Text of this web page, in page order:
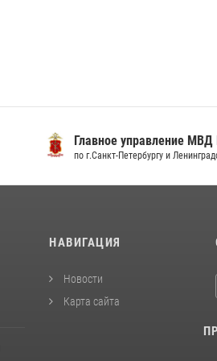
Главное управление МВД
по г.Санкт-Петербургу и
НАВИГАЦИЯ
Новости
Карта сайта